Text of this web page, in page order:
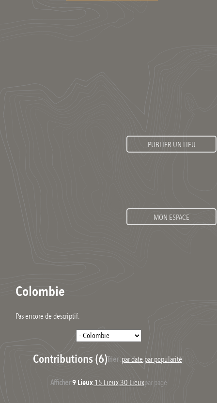
PUBLIER UN LIEU
MON ESPACE
Colombie
Pas encore de descriptif.
Contributions (6)Trier :par date,par popularité|
Afficher:9 Lieux,15 Lieux,30 Lieuxpar page